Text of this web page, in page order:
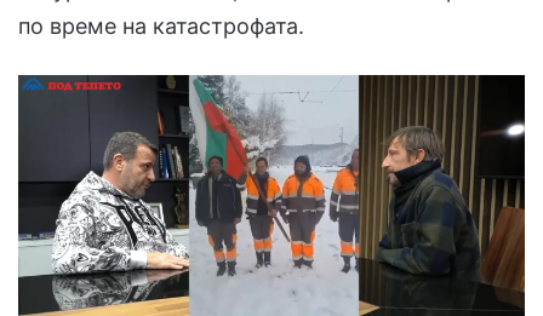
по време на катастрофата.